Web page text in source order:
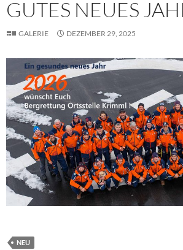
GUTES NEUES
GALERIE DEZEMBER 29, 2025
NEU